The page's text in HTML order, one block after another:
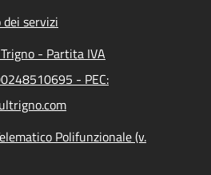
servizi
- Partita IVA
- PEC:
Polifunzionale (v.